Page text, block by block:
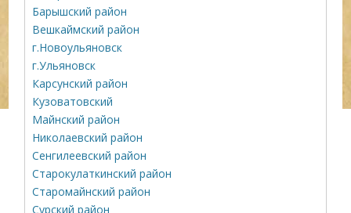
Барышский район
Вешкаймский район
г.Новоульяновск
г.Ульяновск
Карсунский район
Кузоватовский
Майнский район
Николаевский район
Сенгилеевский район
Старокулаткинский район
Старомайнский район
Сурский район